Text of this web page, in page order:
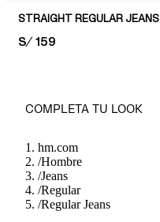
STRAIGHT REGULAR JEANS
PRICE:
S/ 159
COMPLETA TU LOOK
hm.com
/Hombre
/Jeans
/Regular
/Regular Jeans